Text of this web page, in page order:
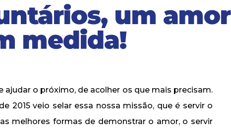
um amor
medida!
ajudar o próximo, de acolher os que mais precisam.
2015 veio selar essa nossa missão, que é servir o
melhores formas de demonstrar o amor, o servir